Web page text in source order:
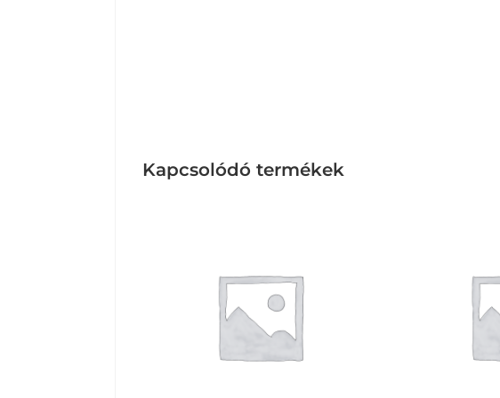
Kapcsolódó termékek